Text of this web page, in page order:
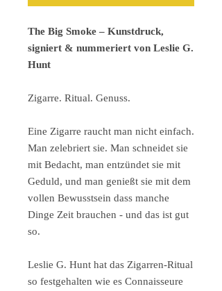
The Big Smoke – Kunstdruck,
signiert & nummeriert von Leslie G.
Hunt
Zigarre. Ritual. Genuss.
Eine Zigarre raucht man nicht einfach.
Man zelebriert sie. Man schneidet sie
mit Bedacht, man entzündet sie mit
Geduld, und man genießt sie mit dem
vollen Bewusstsein dass manche
Dinge Zeit brauchen - und das ist gut
so.
Leslie G. Hunt hat das Zigarren-Ritual
so festgehalten wie es Connaisseure